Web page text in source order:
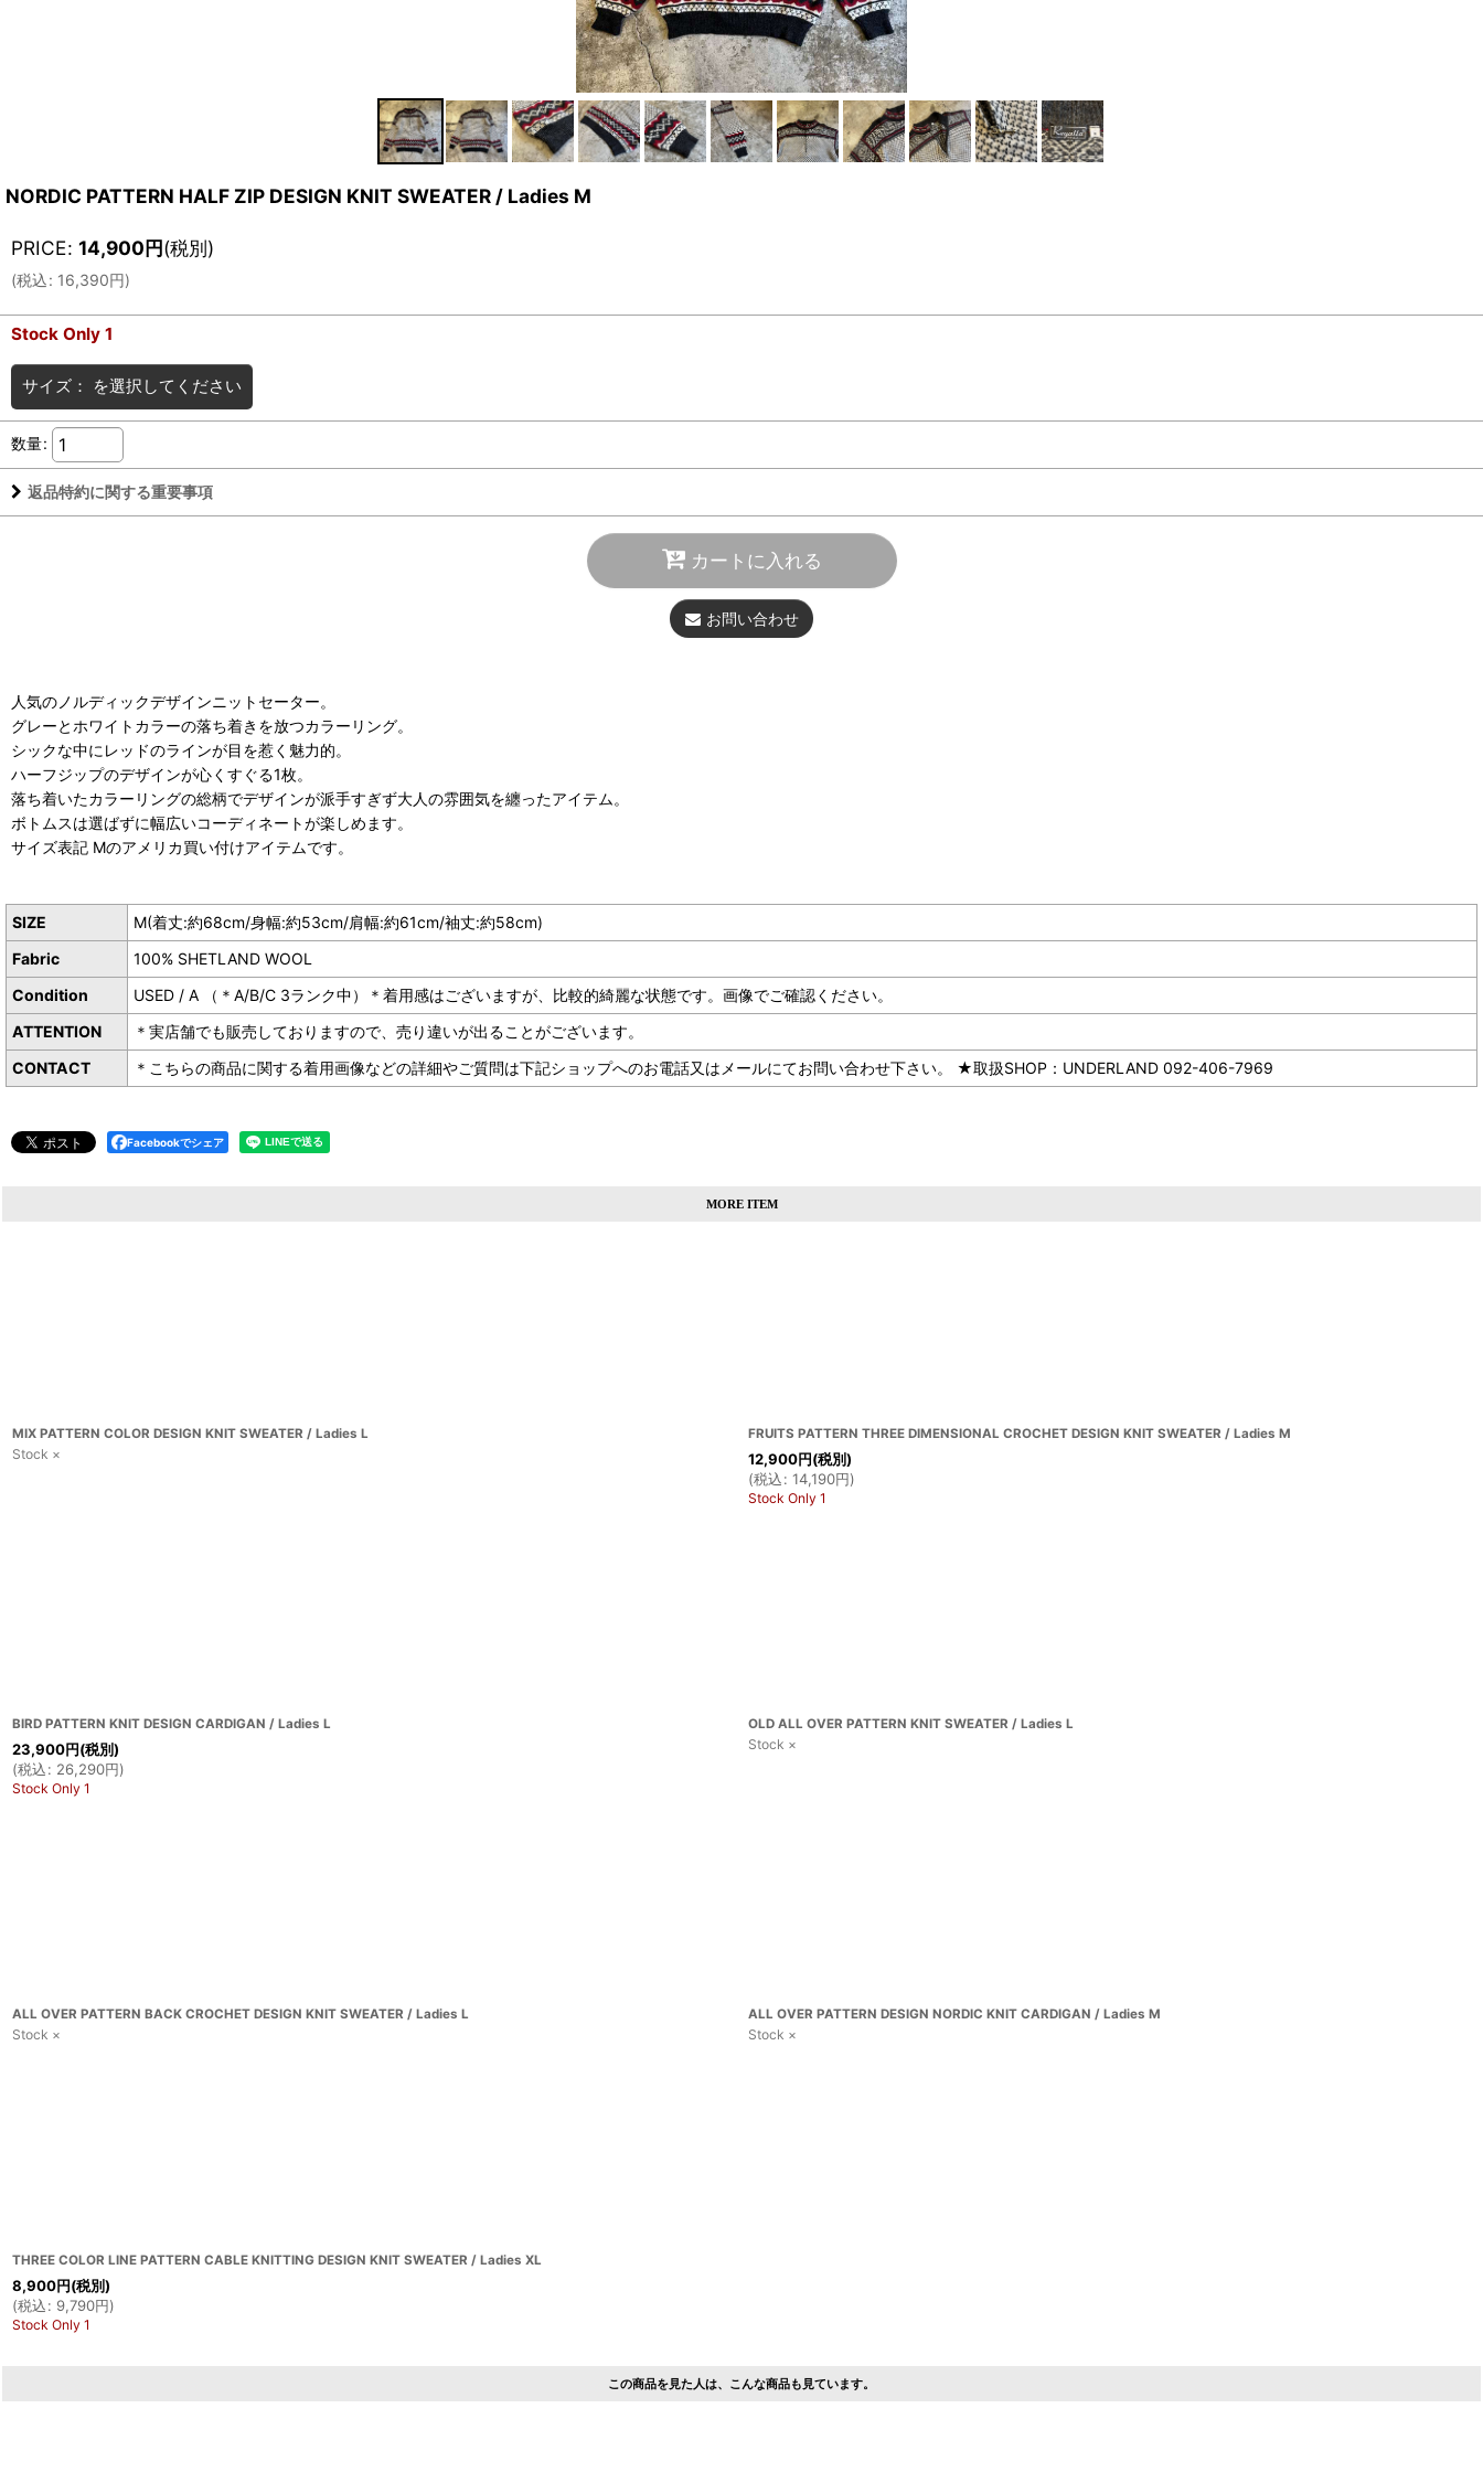
NORDIC PATTERN HALF ZIP DESIGN KNIT SWEATER / Ladies M
PRICE: 14,900円(税別)
(税込: 16,390円)
Stock Only 1
サイズ： を選択してください
数量:
返品特約に関する重要事項
カートに入れる
お問い合わせ
人気のノルディックデザインニットセーター。
グレーとホワイトカラーの落ち着きを放つカラーリング。
シックな中にレッドのラインが目を惹く魅力的。
ハーフジップのデザインが心くすぐる1枚。
落ち着いたカラーリングの総柄でデザインが派手すぎず大人の雰囲気を纏ったアイテム。
ボトムスは選ばずに幅広いコーディネートが楽しめます。
サイズ表記 Mのアメリカ買い付けアイテムです。
SIZE
M(着丈:約68cm/身幅:約53cm/肩幅:約61cm/袖丈:約58cm)
Fabric
100% SHETLAND WOOL
Condition
USED / A （＊A/B/C 3ランク中）＊着用感はございますが、比較的綺麗な状態です。画像でご確認ください。
ATTENTION
＊実店舗でも販売しておりますので、売り違いが出ることがございます。
CONTACT
＊こちらの商品に関する着用画像などの詳細やご質問は下記ショップへのお電話又はメールにてお問い合わせ下さい。 ★取扱SHOP：UNDERLAND 092-406-7969
Facebookでシェア
MORE ITEM
MIX PATTERN COLOR DESIGN KNIT SWEATER / Ladies L
Stock ×
FRUITS PATTERN THREE DIMENSIONAL CROCHET DESIGN KNIT SWEATER / Ladies M
12,900円(税別)
(税込: 14,190円)
Stock Only 1
BIRD PATTERN KNIT DESIGN CARDIGAN / Ladies L
23,900円(税別)
(税込: 26,290円)
Stock Only 1
OLD ALL OVER PATTERN KNIT SWEATER / Ladies L
Stock ×
ALL OVER PATTERN BACK CROCHET DESIGN KNIT SWEATER / Ladies L
Stock ×
ALL OVER PATTERN DESIGN NORDIC KNIT CARDIGAN / Ladies M
Stock ×
THREE COLOR LINE PATTERN CABLE KNITTING DESIGN KNIT SWEATER / Ladies XL
8,900円(税別)
(税込: 9,790円)
Stock Only 1
この商品を見た人は、こんな商品も見ています。